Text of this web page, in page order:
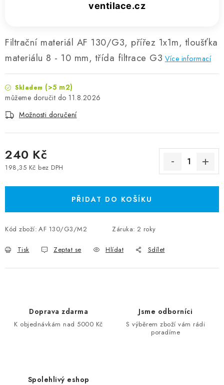
Filtrační materiál AF 130/G3, přířez 1x1m, tloušťka
materiálu 8 - 10 mm, třída filtrace G3 Více informací
Skladem (>5 m2)
11.8.2026
Možnosti doručení
240 Kč
198,35 Kč bez DPH
PŘIDAT DO KOŠÍKU
Kód zboží: AF 130/G3/M2 Záruka: 2 roky
Tisk Zeptat se Hlídat Sdílet
ventilace.cz
Doprava zdarma
K objednávkám nad 5000 Kč
Jsme odborníci
S výběrem zboží vám rádi
poradíme
Spolehlivý eshop